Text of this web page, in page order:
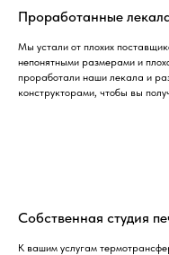
Проработанные
Мы устали от плохих
непонятными размерами и
проработали наши лекала и
конструкторами, чтобы вы
Собственная студия
К вашим услугам